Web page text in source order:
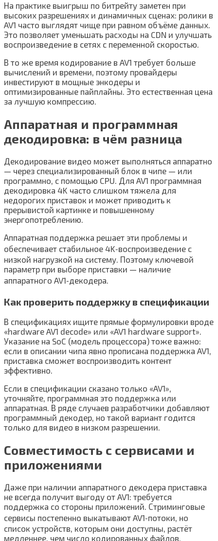
На практике выигрыш по битрейту заметен при
высоких разрешениях и динамичных сценах: ролики в
AV1 часто выглядят чище при равном объёме данных.
Это позволяет уменьшать расходы на CDN и улучшать
воспроизведение в сетях с переменной скоростью.
В то же время кодирование в AV1 требует больше
вычислений и времени, поэтому провайдеры
инвестируют в мощные энкодеры и
оптимизированные пайплайны. Это естественная цена
за лучшую компрессию.
Аппаратная и программная
декодировка: в чём разница
Декодирование видео может выполняться аппаратно
— через специализированный блок в чипе — или
программно, с помощью CPU. Для AV1 программная
декодировка 4K часто слишком тяжела для
недорогих приставок и может приводить к
прерывистой картинке и повышенному
энергопотреблению.
Аппаратная поддержка решает эти проблемы и
обеспечивает стабильное 4K‑воспроизведение с
низкой нагрузкой на систему. Поэтому ключевой
параметр при выборе приставки — наличие
аппаратного AV1‑декодера.
Как проверить поддержку в спецификации
В спецификациях ищите прямые формулировки вроде
«hardware AV1 decode» или «AV1 hardware support».
Указание на SoC (модель процессора) тоже важно:
если в описании чипа явно прописана поддержка AV1,
приставка сможет воспроизводить контент
эффективно.
Если в спецификации сказано только «AV1»,
уточняйте, программная это поддержка или
аппаратная. В ряде случаев разработчики добавляют
программный декодер, но такой вариант годится
только для видео в низком разрешении.
Совместимость с сервисами и
приложениями
Даже при наличии аппаратного декодера приставка
не всегда получит выгоду от AV1: требуется
поддержка со стороны приложений. Стриминговые
сервисы постепенно выкатывают AV1‑потоки, но
список устройств, которым они доступны, растёт
медленнее, чем число кодированных файлов.